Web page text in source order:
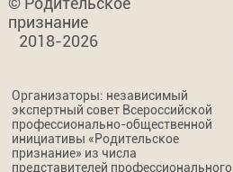
признание
2018-2026
Организаторы: независимый
экспертный совет Всероссийской
профессионально-общественной
инициативы «Родительское
признание» из числа
представителей профессионального